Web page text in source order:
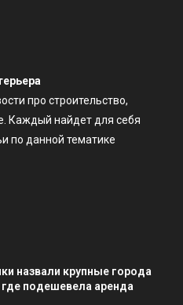
про строительство,
Каждый найдет для себя
по данной тематике
назвали крупные города
где подешевела аренда